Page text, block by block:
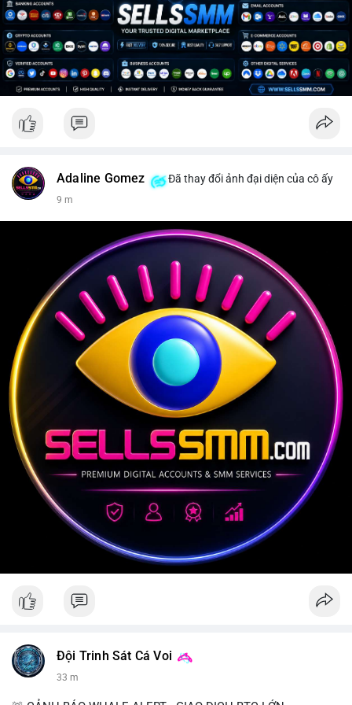
Adaline Gomez Đã thay đổi ảnh đại diện của cô ấy
9 m
Đội Trinh Sát Cá Voi
33 m